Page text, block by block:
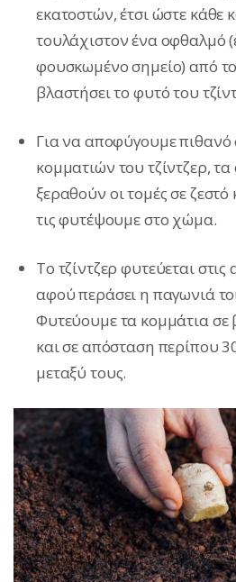
εκατοστών, έτσι ώστε κάθε
τουλάχιστον ένα οφθαλμό
φουσκωμένο σημείο) από
βλαστήσει το φυτό του
Για να αποφύγουμε
κομματιών του τζίντζερ,
ξεραθούν οι τομές σε
τις φυτέψουμε στο χώμα.
Το τζίντζερ φυτεύεται
αφού περάσει η παγωνιά
Φυτεύουμε τα κομμάτια σε
και σε απόσταση περίπου
μεταξύ τους.